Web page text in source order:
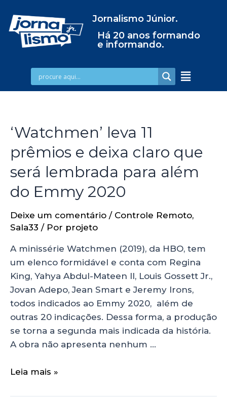
Jornalismo Júnior.
Há 20 anos formando
e informando.
‘Watchmen’ leva 11
prêmios e deixa claro que
será lembrada para além
do Emmy 2020
Deixe um comentário / Controle Remoto,
Sala33 / Por projeto
A minissérie Watchmen (2019), da HBO, tem
um elenco formidável e conta com Regina
King, Yahya Abdul-Mateen II, Louis Gossett Jr.,
Jovan Adepo, Jean Smart e Jeremy Irons,
todos indicados ao Emmy 2020, além de
outras 20 indicações. Dessa forma, a produção
se torna a segunda mais indicada da história.
A obra não apresenta nenhum …
Leia mais »